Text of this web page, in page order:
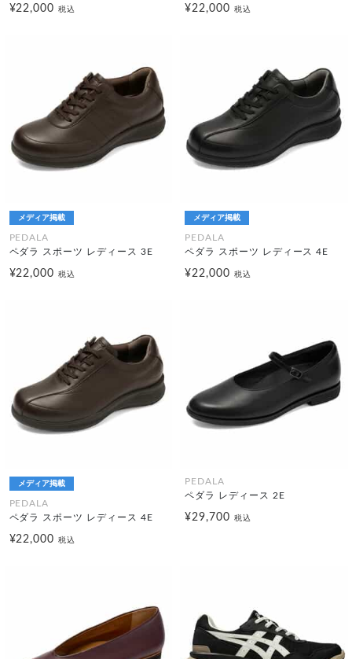
¥22,000税込 ¥22,000 税込
メディア掲載
PEDALA
ペダラ スポーツ レディース 3E
¥22,000税込
メディア掲載
PEDALA
ペダラ スポーツ レディース 4E
¥22,000 税込
メディア掲載
PEDALA
ペダラ スポーツ レディース 4E
¥22,000税込
PEDALA
ペダラ レディース 2E
¥29,700 税込